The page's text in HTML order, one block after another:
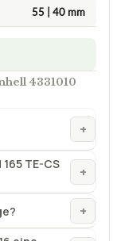
55 | 40 mm
4331010
+
TE-CS
+
+